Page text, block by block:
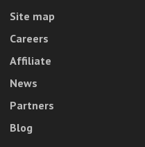
Site map
Careers
Affiliate
News
Partners
Blog